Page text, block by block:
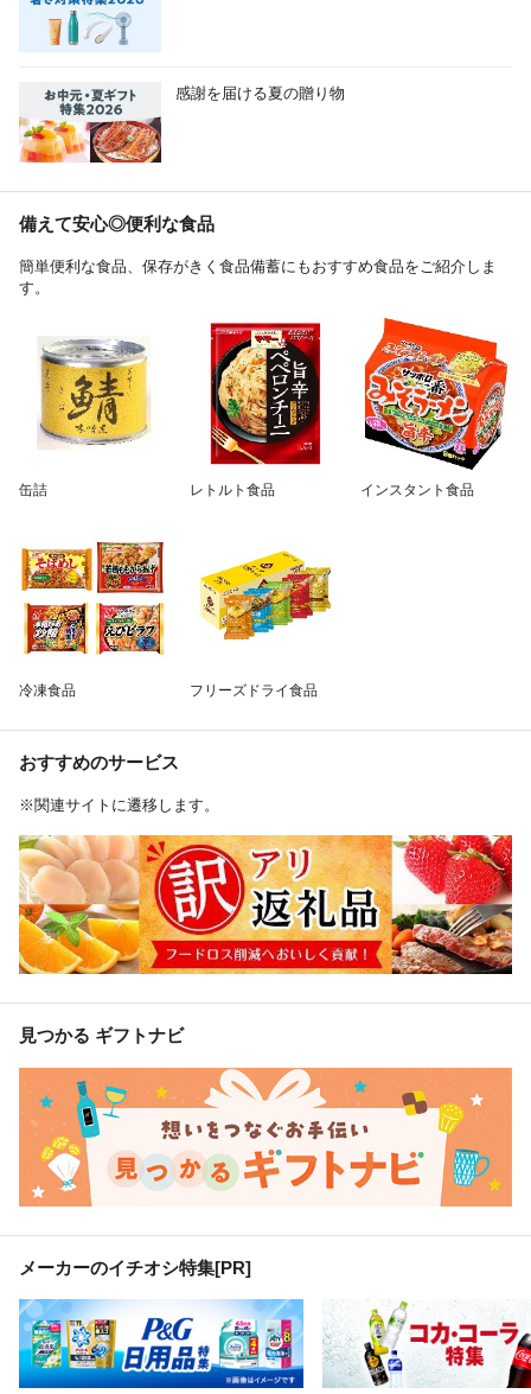
感謝を届ける夏の贈り物
備えて安心◎便利な食品
簡単便利な食品、保存がきく食品備蓄にもおすすめ食品をご紹介しま
す。
缶詰 レトルト食品 インスタント食品
冷凍食品 フリーズドライ食品
おすすめのサービス
※関連サイトに遷移します。
見つかる ギフトナビ
メーカーのイチオシ特集[PR]